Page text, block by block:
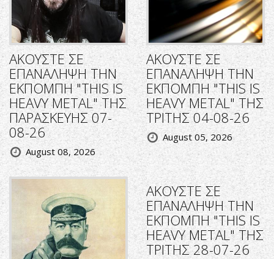
ΑΚΟΥΣΤΕ ΣΕ
ΕΠΑΝΑΛΗΨΗ ΤΗΝ
ΕΚΠΟΜΠΗ "THIS IS
HEAVY METAL" ΤΗΣ
ΠΑΡΑΣΚΕΥΗΣ 07-
08-26
August 08, 2026
ΑΚΟΥΣΤΕ ΣΕ
ΕΠΑΝΑΛΗΨΗ ΤΗΝ
ΕΚΠΟΜΠΗ "THIS IS
HEAVY METAL" ΤΗΣ
ΤΡΙΤΗΣ 04-08-26
August 05, 2026
ΑΚΟΥΣΤΕ ΣΕ
ΕΠΑΝΑΛΗΨΗ ΤΗΝ
ΕΚΠΟΜΠΗ "THIS IS
HEAVY METAL" ΤΗΣ
ΤΡΙΤΗΣ 28-07-26